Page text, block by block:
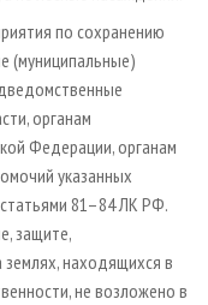
по сохранению
(муниципальные)
органам
Федерации, органам
указанных
81–84 ЛК РФ.
защите,
находящихся в
не возложено в